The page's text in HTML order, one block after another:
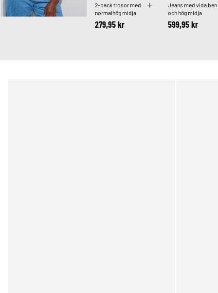
2-pack trosor med
normalhög midja
279,95 kr
Jeans med vida ben
och hög midja
599,95 kr